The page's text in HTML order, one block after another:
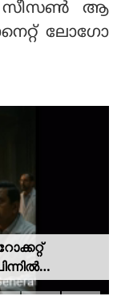
സീസണ്‍ ആ
ലോഗോ
ഉന്നത